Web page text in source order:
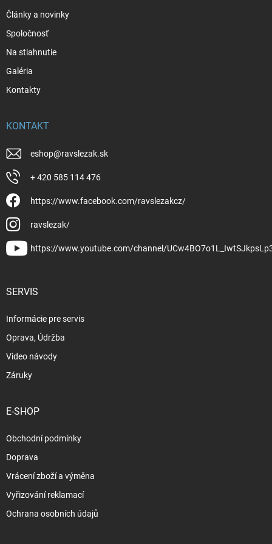
Články a novinky
Spoločnosť
Na stiahnutie
Galéria
Kontakty
KONTAKT
eshop@ravslezak.sk
+ 420 585 114 476
https://www.facebook.com/ravslezakcz/
ravslezak/
https://www.youtube.com/channel/
SERVIS
Informácie pre servis
Oprava, Údržba
Video návody
Záruky
E-SHOP
Obchodní podmínky
Doprava
Vrácení zboží a výměna
Vyřizování reklamací
Ochrana osobních údajů